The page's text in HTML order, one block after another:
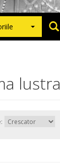
lustra